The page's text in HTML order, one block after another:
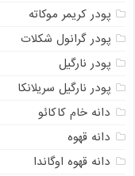
پودر کریمر موکاته
پودر گرانول شکلات
پودر نارگیل
پودر نارگیل سریلانکا
دانه خام کاکائو
دانه قهوه
دانه قهوه اوگاندا